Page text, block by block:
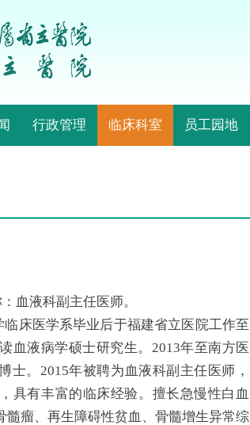
行政管理 临床科室 员工园地
血液科副主任医师。
临床医学系毕业后于福建省立医院工作至
血液病学硕士研究生。2013年至南方医
士。2015年被聘为血液科副主任医师，
具有丰富的临床经验。擅长急慢性白血
髓瘤、再生障碍性贫血、骨髓增生异常综